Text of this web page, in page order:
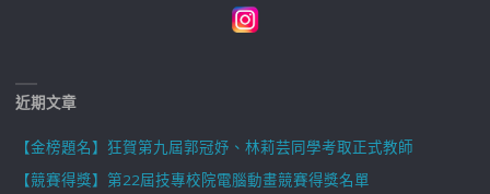
近期文章
【金榜題名】狂賀第九屆郭冠妤、林莉芸同學考取正式教師
【競賽得獎】第22屆技專校院電腦動畫競賽得獎名單